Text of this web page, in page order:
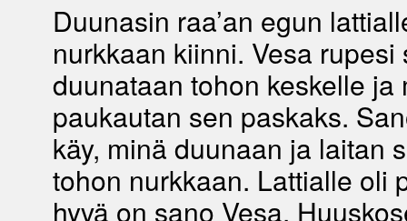
Duunasin raa’an egun
nurkkaan kiinni. Vesa rupesi
duunataan tohon keskelle ja
paukautan sen paskaks.
käy, minä duunaan ja laitan
tohon nurkkaan. Lattialle oli
hyvä on sano Vesa.